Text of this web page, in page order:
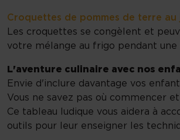
Croquettes de pommes de terre au
Les croquettes se congèlent et
votre mélange au frigo pendant une
L'aventure culinaire avec nos
Envie d'inclure davantage vos
Vous ne savez pas où commencer
Ce tableau ludique vous aidera à
outils pour leur enseigner les